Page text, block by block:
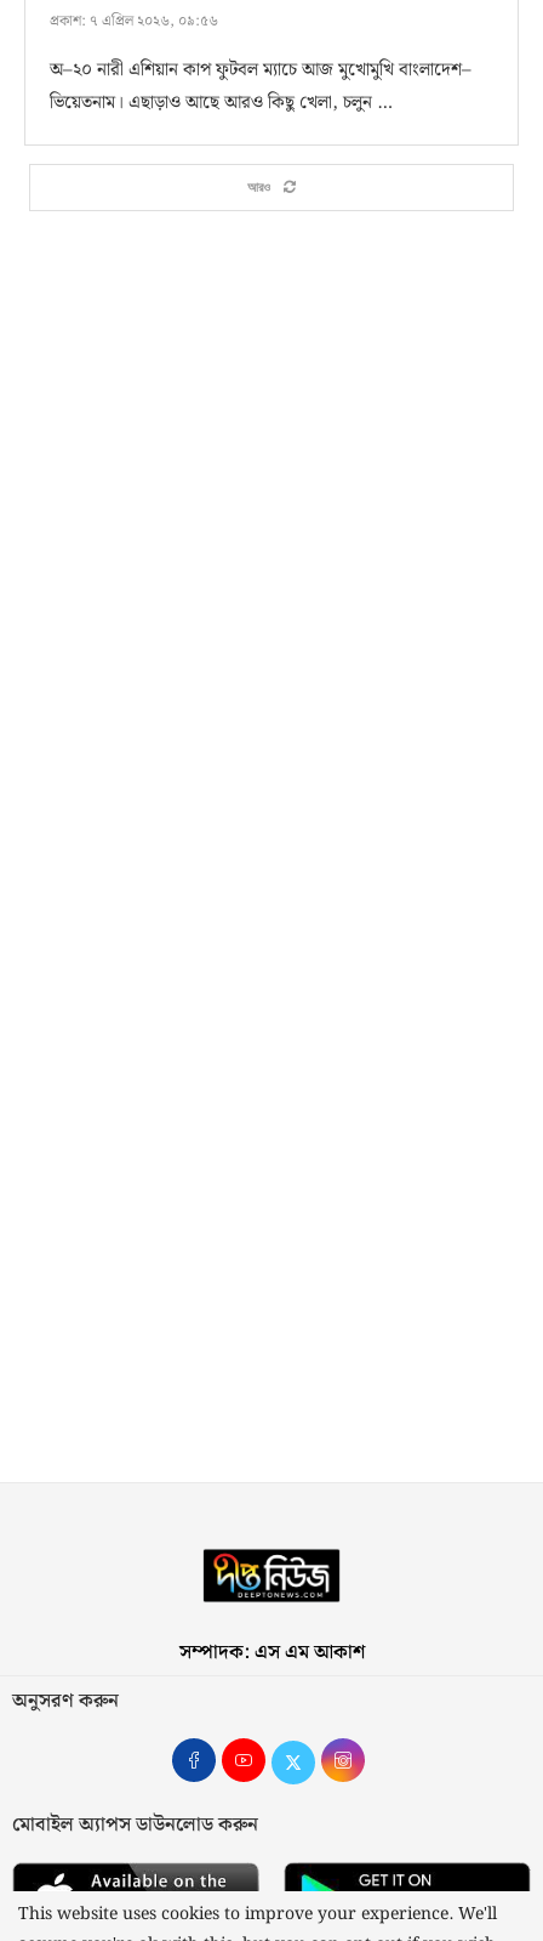
প্রকাশ: ৭ এপ্রিল ২০২৬, ০৯:৫৬
অ–২০ নারী এশিয়ান কাপ ফুটবল ম্যাচে আজ মুখোমুখি বাংলাদেশ–
ভিয়েতনাম। এছাড়াও আছে আরও কিছু খেলা, চলুন …
আরও
সম্পাদক: এস এম আকাশ
অনুসরণ করুন
মোবাইল অ্যাপস ডাউনলোড করুন
This website uses cookies to improve your experience. We'll